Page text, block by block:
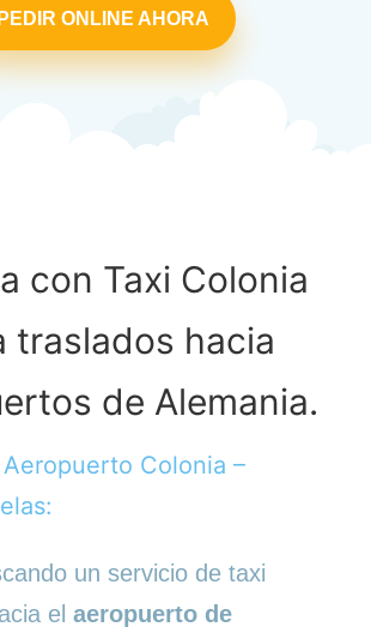
PEDIR ONLINE AHORA
con Taxi Colonia
traslados hacia
de Alemania.
Colonia –
un servicio de taxi
el aeropuerto de